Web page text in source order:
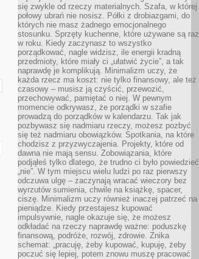
się zwykle od rzeczy materialnych. Szafa, w której
połowy ubrań nie nosisz. Półki z drobiazgami, do
których nie masz żadnego emocjonalnego
stosunku. Sprzęty kuchenne, które używane są raz
w roku. Kiedy zaczynasz to wszystko
porządkować, nagle widzisz, ile energii kradną
przedmioty, które miały ci „ułatwić życie”, a tak
naprawdę je komplikują. Minimalizm uczy, że
każda rzecz ma koszt: nie tylko finansowy, ale też
czasowy – musisz ją czyścić, przewozić,
przechowywać, pamiętać o niej. W pewnym
momencie odkrywasz, że porządki w szafie
prowadzą do porządków w kalendarzu. Tak jak
pozbywasz się nadmiaru rzeczy, możesz pozbyć
się też nadmiaru obowiązków. Spotkania, na które
chodzisz z przyzwyczajenia. Projekty, które od
dawna nie mają sensu. Zobowiązania, które
podjąłeś tylko dlatego, że trudno ci było powiedzieć
„nie”. W tym miejscu wielu ludzi po raz pierwszy
odczuwa ulgę – zaczynają wracać wieczory bez
wyrzutów sumienia, chwile na książkę, spacer,
ciszę. Minimalizm uczy również inaczej patrzeć na
pieniądze. Kiedy przestajesz kupować
impulsywnie, nagle okazuje się, że możesz
odkładać na rzeczy naprawdę ważne: poduszkę
finansową, podróże, rozwój, zdrowie. Znika
schemat: „pracuję, żeby kupować, kupuję, żeby
poczuć się lepiej, potem znowu muszę pracować